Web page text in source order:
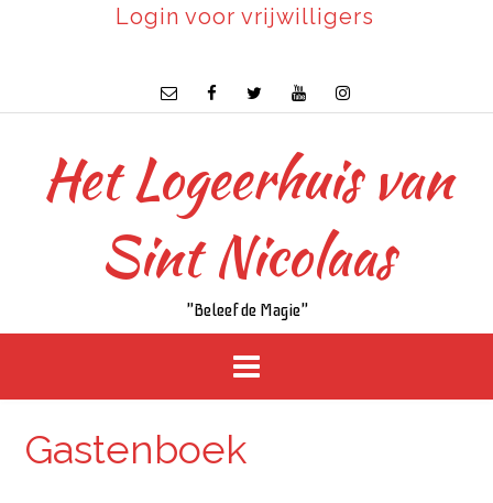
Login voor vrijwilligers
Het Logeerhuis van
Sint Nicolaas
"Beleef de Magie"
Gastenboek